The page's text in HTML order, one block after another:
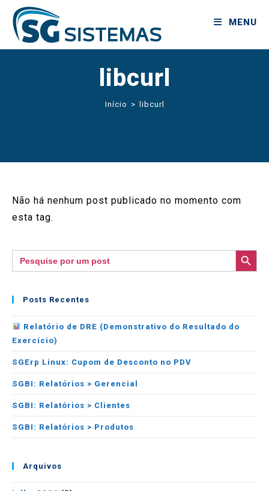
MENU
libcurl
Início > libcurl
Não há nenhum post publicado no momento com
esta tag.
Search
for:
SEARCH BUTTON
Posts Recentes
Relatório de DRE (Demonstrativo do Resultado do
Exercício)
SGErp Linux: Cupom de Desconto no PDV
SGBI: Relatórios > Gerencial
SGBI: Relatórios > Clientes
SGBI: Relatórios > Produtos
Arquivos